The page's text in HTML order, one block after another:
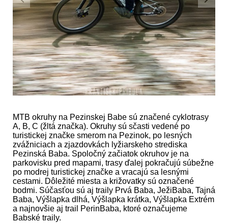
MTB okruhy na Pezinskej Babe sú značené cyklotrasy
A, B, C (žltá značka). Okruhy sú sčasti vedené po
turistickej značke smerom na Pezinok, po lesných
zvážniciach a zjazdovkách lyžiarskeho strediska
Pezinská Baba. Spoločný začiatok okruhov je na
parkovisku pred mapami, trasy ďalej pokračujú súbežne
po modrej turistickej značke a vracajú sa lesnými
cestami. Dôležité miesta a križovatky sú označené
bodmi. Súčasťou sú aj traily Prvá Baba, JežiBaba, Tajná
Baba, Výšlapka dlhá, Výšlapka krátka, Výšlapka Extrém
a najnovšie aj trail PerinBaba, ktoré označujeme
Babské traily.